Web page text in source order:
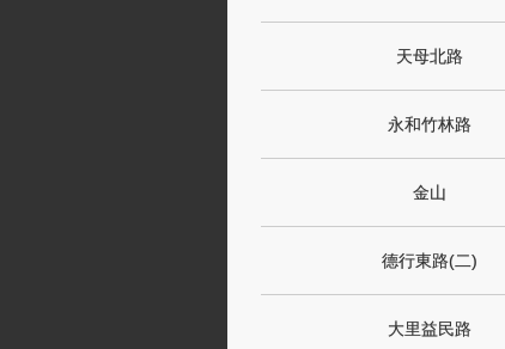
天母北路
永和竹林路
金山
德行東路(二)
大里益民路